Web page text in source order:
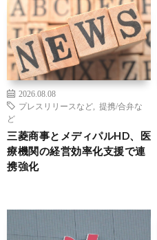
2026.08.08
プレスリリースなど
提携/合弁な
ど
三菱商事とメディパルHD、医
療機関の経営効率化支援で連
携強化